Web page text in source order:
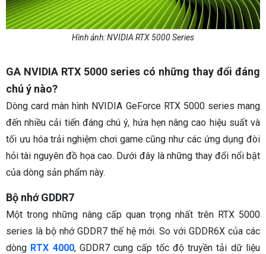
Hình ảnh: NVIDIA RTX 5000 Series
GA NVIDIA RTX 5000 series có những thay đổi đáng
chú ý nào?
Dòng card màn hình NVIDIA GeForce RTX 5000 series mang
đến nhiều cải tiến đáng chú ý, hứa hẹn nâng cao hiệu suất và
tối ưu hóa trải nghiệm chơi game cũng như các ứng dụng đòi
hỏi tài nguyên đồ họa cao. Dưới đây là những thay đổi nổi bật
của dòng sản phẩm này.
Bộ nhớ GDDR7
Một trong những nâng cấp quan trọng nhất trên RTX 5000
series là bộ nhớ GDDR7 thế hệ mới. So với GDDR6X của các
dòng RTX 4000, GDDR7 cung cấp tốc độ truyền tải dữ liệu